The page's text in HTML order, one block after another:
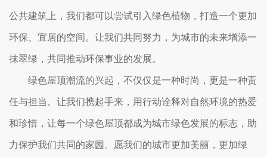
公共建筑上，我们都可以尝试引入绿色植物，打造一个更加
环保、宜居的空间。让我们共同努力，为城市的未来增添一
抹翠绿，共同推动环保事业的发展。
绿色屋顶潮流的兴起，不仅仅是一种时尚，更是一种责
任与担当。让我们携起手来，用行动诠释对自然环境的热爱
和珍惜，让每一个绿色屋顶都成为城市绿色发展的标志，助
力保护我们共同的家园。愿我们的城市更加美丽，更加绿